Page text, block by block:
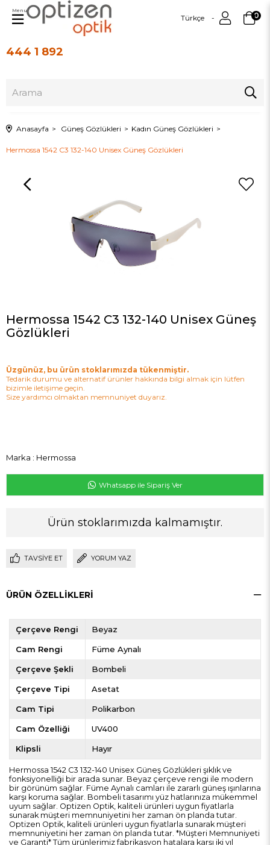
444 1 892
Türkçe 0
Menu
Anasayfa Güneş Gözlükleri Kadın Güneş Gözlükleri
Hermossa 1542 C3 132-140 Unisex Güneş Gözlükleri
Hermossa 1542 C3 132-140 Unisex Güneş
Gözlükleri
Üzgünüz, bu ürün stoklarımızda tükenmiştir.
Tedarik durumu ve alternatif ürünler hakkında bilgi almak için lütfen
bizimle iletişime geçin.
Size yardımcı olmaktan memnuniyet duyarız.
Marka : Hermossa
Whatsapp ile Sipariş Ver
Ürün stoklarımızda kalmamıştır.
TAVSIYE ET YORUM YAZ
ÜRÜN ÖZELLIKLERI
Çerçeve Rengi Beyaz
Cam Rengi Füme Aynalı
Çerçeve Şekli Bombeli
Çerçeve Tipi Asetat
Cam Tipi Polikarbon
Cam Özelliği UV400
Klipsli Hayır
Hermossa 1542 C3 132-140 Unisex Güneş Gözlükleri şıklık ve
fonksiyonelliği bir arada sunar. Beyaz çerçeve rengi ile modern
bir görünüm sağlar. Füme Aynalı camları ile zararlı güneş ışınlarına
karşı koruma sağlar. Bombeli tasarımı yüz hatlarınıza mükemmel
uyum sağlar. Optizen Optik, kaliteli ürünleri uygun fiyatlarla
sunarak müşteri memnuniyetini her zaman ön planda tutar.
Optizen Optik, kaliteli ürünleri uygun fiyatlarla sunarak müşteri
memnuniyetini her zaman ön planda tutar. *Müşteri Memnuniyeti
ve Garanti* Tüm ürünlerimiz fabrikasyon hatalara karşı iki yıl